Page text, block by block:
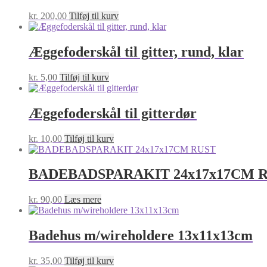
kr. 200,00 Tilføj til kurv
Æggefoderskål til gitter, rund, klar
kr. 5,00 Tilføj til kurv
Æggefoderskål til gitterdør
kr. 10,00 Tilføj til kurv
BADEBADSPARAKIT 24x17x17CM
kr. 90,00 Læs mere
Badehus m/wireholdere 13x11x13cm
kr. 35,00 Tilføj til kurv